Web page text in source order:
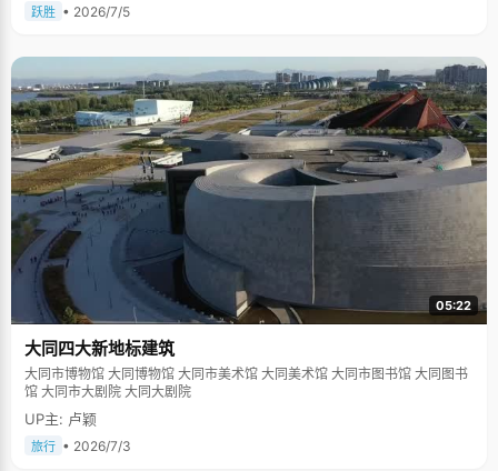
跃胜 • 2026/7/5
05:22
大同四大新地标建筑
大同市博物馆 大同博物馆 大同市美术馆 大同美术馆 大同市图书馆 大同图书
馆 大同市大剧院 大同大剧院
UP主: 卢颖
旅行 • 2026/7/3